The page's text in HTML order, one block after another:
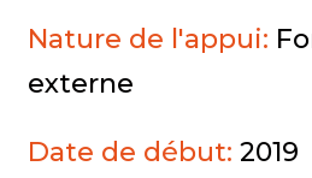
Nature de l'appui:
externe
Date de début:2019